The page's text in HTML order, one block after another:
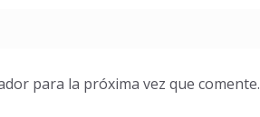
para la próxima vez que comente.